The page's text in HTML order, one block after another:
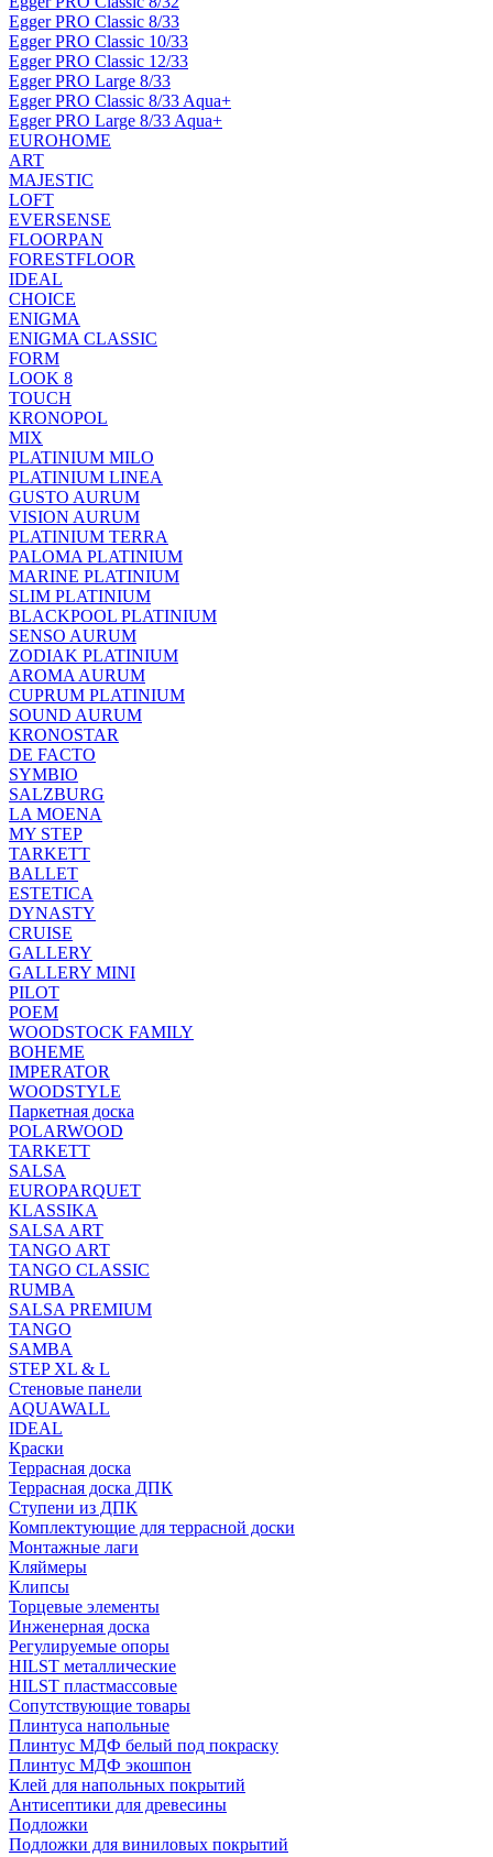
Egger PRO Classic 8/33
Egger PRO Classic 10/33
Egger PRO Classic 12/33
Egger PRO Large 8/33
Egger PRO Classic 8/33 Aqua+
Egger PRO Large 8/33 Aqua+
EUROHOME
ART
MAJESTIC
LOFT
EVERSENSE
FLOORPAN
FORESTFLOOR
IDEAL
CHOICE
ENIGMA
ENIGMA CLASSIC
FORM
LOOK 8
TOUCH
KRONOPOL
MIX
PLATINIUM MILO
PLATINIUM LINEA
GUSTO AURUM
VISION AURUM
PLATINIUM TERRA
PALOMA PLATINIUM
MARINE PLATINIUM
SLIM PLATINIUM
BLACKPOOL PLATINIUM
SENSO AURUM
ZODIAK PLATINIUM
AROMA AURUM
CUPRUM PLATINIUM
SOUND AURUM
KRONOSTAR
DE FACTO
SYMBIO
SALZBURG
LA MOENA
MY STEP
TARKETT
BALLET
ESTETICA
DYNASTY
CRUISE
GALLERY
GALLERY MINI
PILOT
POEM
WOODSTOCK FAMILY
BOHEME
IMPERATOR
WOODSTYLE
Паркетная доска
POLARWOOD
TARKETT
SALSA
EUROPARQUET
KLASSIKA
SALSA ART
TANGO ART
TANGO CLASSIC
RUMBA
SALSA PREMIUM
TANGO
SAMBA
STEP XL & L
Стеновые панели
AQUAWALL
IDEAL
Краски
Террасная доска
Террасная доска ДПК
Ступени из ДПК
Комплектующие для террасной доски
Монтажные лаги
Кляймеры
Клипсы
Торцевые элементы
Инженерная доска
Регулируемые опоры
HILST металлические
HILST пластмассовые
Сопутствующие товары
Плинтуса напольные
Плинтус МДФ белый под покраску
Плинтус МДФ экошпон
Клей для напольных покрытий
Антисептики для древесины
Подложки
Подложки для виниловых покрытий